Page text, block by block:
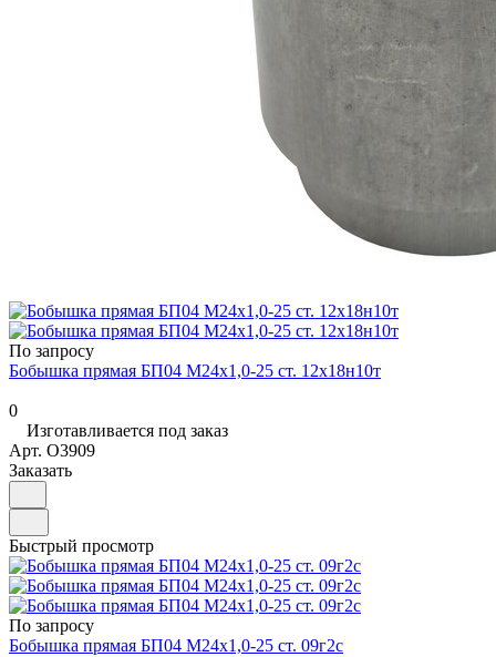
По запросу
Бобышка прямая БП04 М24х1,0-25 ст. 12х18н10т
0
Изготавливается под заказ
Арт. O3909
Заказать
Быстрый просмотр
По запросу
Бобышка прямая БП04 М24х1,0-25 ст. 09г2с